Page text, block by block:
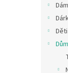
Děti